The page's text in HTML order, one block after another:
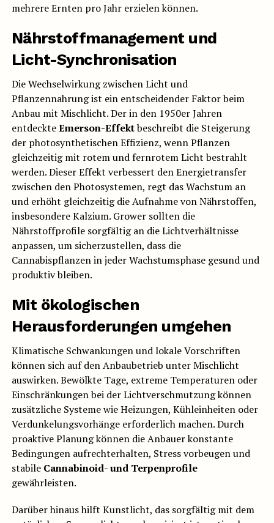
mehrere Ernten pro Jahr erzielen können.
Nährstoffmanagement und
Licht-Synchronisation
Die Wechselwirkung zwischen Licht und
Pflanzennahrung ist ein entscheidender Faktor beim
Anbau mit Mischlicht. Der in den 1950er Jahren
entdeckteEmerson-Effektbeschreibt die Steigerung
der photosynthetischen Effizienz, wenn Pflanzen
gleichzeitig mit rotem und fernrotem Licht bestrahlt
werden. Dieser Effekt verbessert den Energietransfer
zwischen den Photosystemen, regt das Wachstum an
und erhöht gleichzeitig die Aufnahme von Nährstoffen,
insbesondere Kalzium. Grower sollten die
Nährstoffprofile sorgfältig an die Lichtverhältnisse
anpassen, um sicherzustellen, dass die
Cannabispflanzen in jeder Wachstumsphase gesund und
produktiv bleiben.
Mit ökologischen
Herausforderungen umgehen
Klimatische Schwankungen und lokale Vorschriften
können sich auf den Anbaubetrieb unter Mischlicht
auswirken. Bewölkte Tage, extreme Temperaturen oder
Einschränkungen bei der Lichtverschmutzung können
zusätzliche Systeme wie Heizungen, Kühleinheiten oder
Verdunkelungsvorhänge erforderlich machen. Durch
proaktive Planung können die Anbauer konstante
Bedingungen aufrechterhalten, Stress vorbeugen und
stabile Cannabinoid- und Terpenprofile
gewährleisten.
Darüber hinaus hilft Kunstlicht, das sorgfältig mit dem